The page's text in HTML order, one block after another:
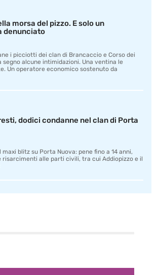
morsa del pizzo. E solo un
denunciato
i picciotti dei clan di Brancaccio e Corso dei
segno alcune intimidazioni. Una ventina le
Un operatore economico sostenuto da
dodici condanne nel clan di Porta
blitz su Porta Nuova: pene fino a 14 anni,
risarcimenti alle parti civili, tra cui Addiopizzo e il